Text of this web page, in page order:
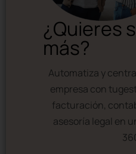
¿Quieres
más?
Automatiza y
empresa con
facturación,
asesoría legal en